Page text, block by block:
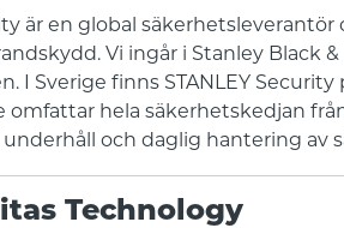
är en global
Vi ingår i Stanley Black
I Sverige finns STANLEY
omfattar hela säkerhetskedjan
och daglig hantering av
Technology